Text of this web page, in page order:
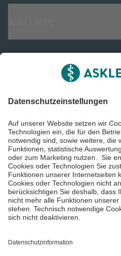
Informiert bleiben
Impressum
Datenschutzinformationen
Barrierefreiheit